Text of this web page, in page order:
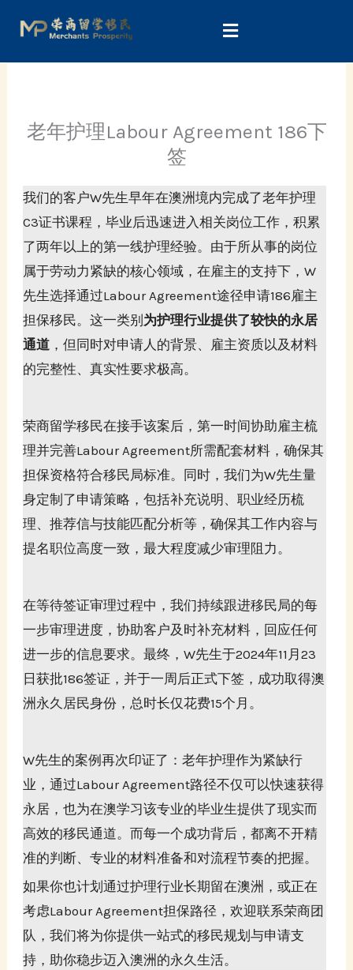
content
老年护理Labour Agreement 186下
签
我们的客户W先生早年在澳洲境内完成了老年护理
C3证书课程，毕业后迅速进入相关岗位工作，积累
了两年以上的第一线护理经验。由于所从事的岗位
属于劳动力紧缺的核心领域，在雇主的支持下，W
先生选择通过Labour Agreement途径申请186雇主
担保移民。这一类别为护理行业提供了较快的永居
通道 ，但同时对申请人的背景、雇主资质以及材料
的完整性、真实性要求极高。
荣商留学移民在接手该案后，第一时间协助雇主梳
理并完善Labour Agreement所需配套材料，确保其
担保资格符合移民局标准。同时，我们为W先生量
身定制了申请策略，包括补充说明、职业经历梳
理、推荐信与技能匹配分析等，确保其工作内容与
提名职位高度一致，最大程度减少审理阻力。
在等待签证审理过程中，我们持续跟进移民局的每
一步审理进度，协助客户及时补充材料，回应任何
进一步的信息要求。最终，W先生于2024年11月23
日获批186签证，并于一周后正式下签，成功取得澳
洲永久居民身份，总时长仅花费15个月。
W先生的案例再次印证了：老年护理作为紧缺行
业，通过Labour Agreement路径不仅可以快速获得
永居，也为在澳学习该专业的毕业生提供了现实而
高效的移民通道。而每一个成功背后，都离不开精
准的判断、专业的材料准备和对流程节奏的把握。
如果你也计划通过护理行业长期留在澳洲，或正在
考虑Labour Agreement担保路径，欢迎联系荣商团
队，我们将为你提供一站式的移民规划与申请支
持，助你稳步迈入澳洲的永久生活。